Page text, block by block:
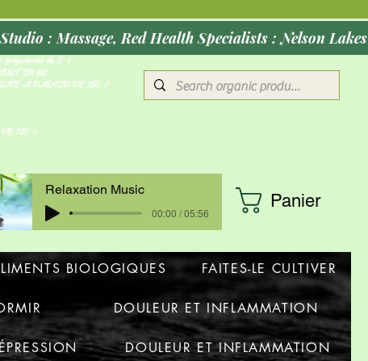
Opening October 2026: Rocky Mountain Wellness Studio : Massage, Red Health Specialists : Nelson Lakes
forfaitaires de 5 $
EN NZ
À PARTIR DE 150 $
Panier
150 $
Relaxation Music
00:00 / 05:56
BIOLOGIQUES FAITES-LE CULTIVER
DOULEUR ET INFLAMMATION
DOULEUR ET INFLAMMATION